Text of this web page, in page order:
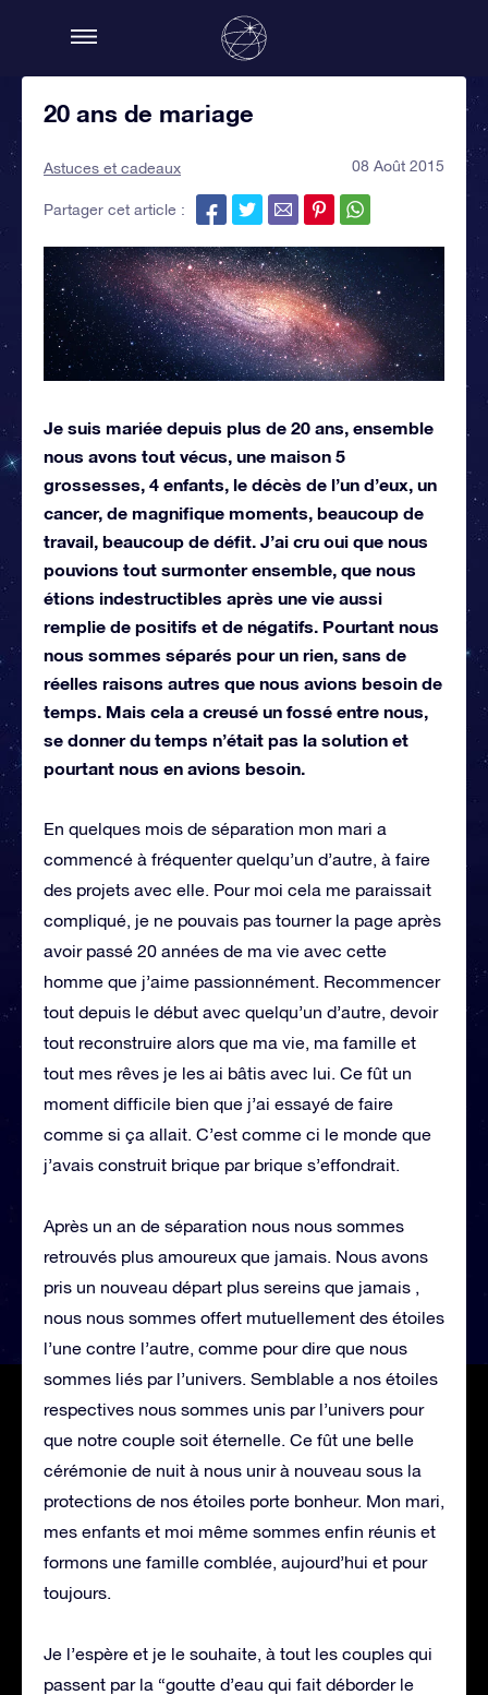
20 ans de mariage
Astuces et cadeaux 08 Août 2015
Partager cet article :
Je suis mariée depuis plus de 20 ans, ensemble
nous avons tout vécus, une maison 5
grossesses, 4 enfants, le décès de l’un d’eux, un
cancer, de magnifique moments, beaucoup de
travail, beaucoup de défit. J’ai cru oui que nous
pouvions tout surmonter ensemble, que nous
étions indestructibles après une vie aussi
remplie de positifs et de négatifs. Pourtant nous
nous sommes séparés pour un rien, sans de
réelles raisons autres que nous avions besoin de
temps. Mais cela a creusé un fossé entre nous,
se donner du temps n’était pas la solution et
pourtant nous en avions besoin.
En quelques mois de séparation mon mari a
commencé à fréquenter quelqu’un d’autre, à faire
des projets avec elle. Pour moi cela me paraissait
compliqué, je ne pouvais pas tourner la page après
avoir passé 20 années de ma vie avec cette
homme que j’aime passionnément. Recommencer
tout depuis le début avec quelqu’un d’autre, devoir
tout reconstruire alors que ma vie, ma famille et
tout mes rêves je les ai bâtis avec lui. Ce fût un
moment difficile bien que j’ai essayé de faire
comme si ça allait. C’est comme ci le monde que
j’avais construit brique par brique s’effondrait.
Après un an de séparation nous nous sommes
retrouvés plus amoureux que jamais. Nous avons
pris un nouveau départ plus sereins que jamais ,
nous nous sommes offert mutuellement des étoiles
l’une contre l’autre, comme pour dire que nous
sommes liés par l’univers. Semblable a nos étoiles
respectives nous sommes unis par l’univers pour
que notre couple soit éternelle. Ce fût une belle
cérémonie de nuit à nous unir à nouveau sous la
protections de nos étoiles porte bonheur. Mon mari,
mes enfants et moi même sommes enfin réunis et
formons une famille comblée, aujourd’hui et pour
toujours.
Je l’espère et je le souhaite, à tout les couples qui
passent par la “goutte d’eau qui fait déborder le